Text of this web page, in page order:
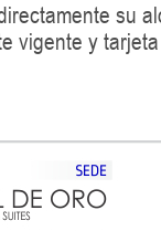
su
vigente y